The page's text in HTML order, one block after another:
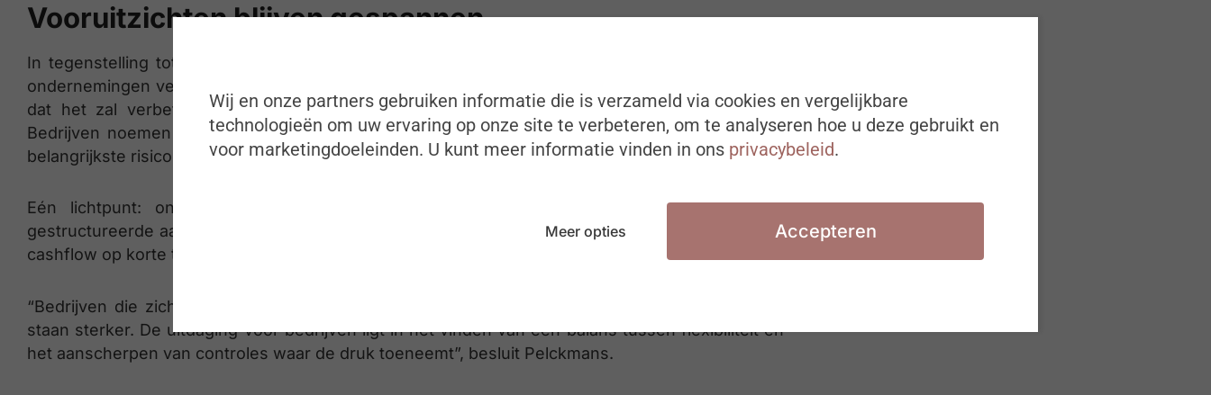
Vooruitzichten blijven gespannen
In tegenstelling tot de rest van West-Europa zien de Belgische bedrijven het somber in. Meer
ondernemingen verwachten dat het B2B betalingsgedrag op korte termijn zal verslechteren dan
dat het zal verbeteren. 40% rekent bovendien op een stijging van het aantal insolventies.
Bedrijven noemen economische vertraging, kostendruk en geopolitieke instabiliteit als de drie
belangrijkste risico’s voor B2B-betalingen in de komende twaalf maanden.
Eén lichtpunt: ongeveer twee op de vijf Belgische bedrijven zegt intussen een meer
gestructureerde aanpak te hanteren voor het beheer van het betalingsrisico van klanten om hun
cashflow op korte termijn stabiel te houden.
“Bedrijven die zich aanpassen aan deze nieuwe realiteit en het betalingsrisico actief beheren,
staan sterker. De uitdaging voor bedrijven ligt in het vinden van een balans tussen flexibiliteit en
het aanscherpen van controles waar de druk toeneemt”, besluit Pelckmans.
Wij en onze partners gebruiken informatie die is verzameld via cookies en vergelijkbare
technologieën om uw ervaring op onze site te verbeteren, om te analyseren hoe u deze gebruikt en
voor marketingdoeleinden. U kunt meer informatie vinden in ons privacybeleid.
Meer opties Accepteren